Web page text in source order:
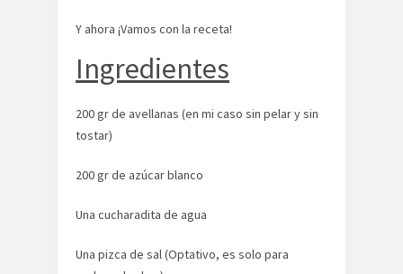
Y ahora ¡Vamos con la receta!
Ingredientes
200 gr de avellanas (en mi caso sin pelar y sin
tostar)
200 gr de azúcar blanco
Una cucharadita de agua
Una pizca de sal (Optativo, es solo para